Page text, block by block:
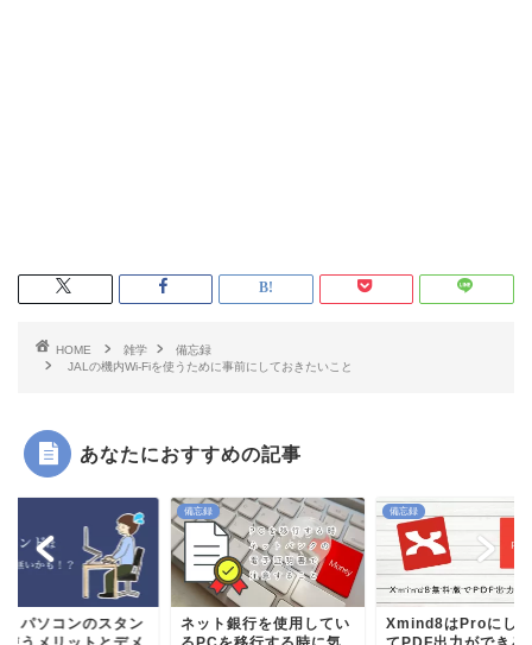
HOME 雑学
備忘録
JALの機内Wi-Fiを使うために事前にしておきたいこと
あなたにおすすめの記事
トパソコンのスタン
備忘録
ネット銀行を使用してい
備忘録
Xmind8はProにし